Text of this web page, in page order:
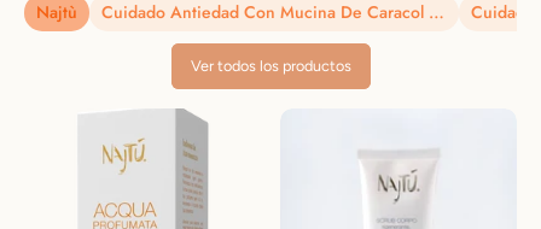
Najtù Cuidado Antiedad Con Mucina De Caracol – Hecho En Italia
Ver todos los productos